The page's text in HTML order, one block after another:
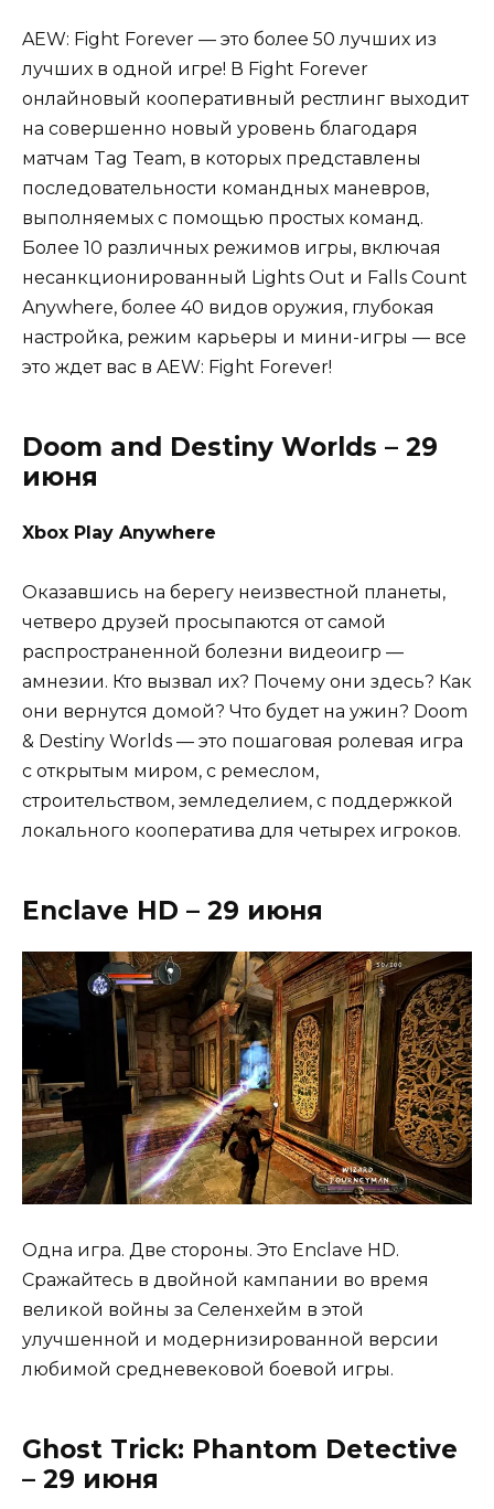
AEW: Fight Forever — это более 50 лучших из
лучших в одной игре! В Fight Forever
онлайновый кооперативный рестлинг выходит
на совершенно новый уровень благодаря
матчам Tag Team, в которых представлены
последовательности командных маневров,
выполняемых с помощью простых команд.
Более 10 различных режимов игры, включая
несанкционированный Lights Out и Falls Count
Anywhere, более 40 видов оружия, глубокая
настройка, режим карьеры и мини-игры — все
это ждет вас в AEW: Fight Forever!
Doom and Destiny Worlds – 29
июня
Xbox Play Anywhere
Оказавшись на берегу неизвестной планеты,
четверо друзей просыпаются от самой
распространенной болезни видеоигр —
амнезии. Кто вызвал их? Почему они здесь? Как
они вернутся домой? Что будет на ужин? Doom
& Destiny Worlds — это пошаговая ролевая игра
с открытым миром, с ремеслом,
строительством, земледелием, с поддержкой
локального кооператива для четырех игроков.
Enclave HD – 29 июня
Одна игра. Две стороны. Это Enclave HD.
Сражайтесь в двойной кампании во время
великой войны за Селенхейм в этой
улучшенной и модернизированной версии
любимой средневековой боевой игры.
Ghost Trick: Phantom Detective
– 29 июня